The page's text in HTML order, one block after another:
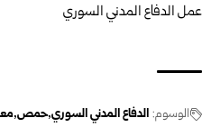
الوسوم: الدفاع المدني السوري حمص